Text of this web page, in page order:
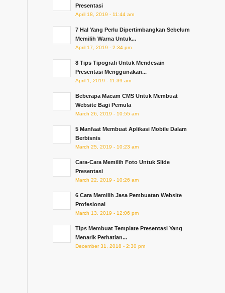
Presentasi
April 18, 2019 - 11:44 am
7 Hal Yang Perlu Dipertimbangkan Sebelum
Memilih Warna Untuk...
April 17, 2019 - 2:34 pm
8 Tips Tipografi Untuk Mendesain
Presentasi Menggunakan...
April 1, 2019 - 11:39 am
Beberapa Macam CMS Untuk Membuat
Website Bagi Pemula
March 26, 2019 - 10:55 am
5 Manfaat Membuat Aplikasi Mobile Dalam
Berbisnis
March 25, 2019 - 10:23 am
Cara-Cara Memilih Foto Untuk Slide
Presentasi
March 22, 2019 - 10:26 am
6 Cara Memilih Jasa Pembuatan Website
Profesional
March 13, 2019 - 12:06 pm
Tips Membuat Template Presentasi Yang
Menarik Perhatian...
December 31, 2018 - 2:30 pm